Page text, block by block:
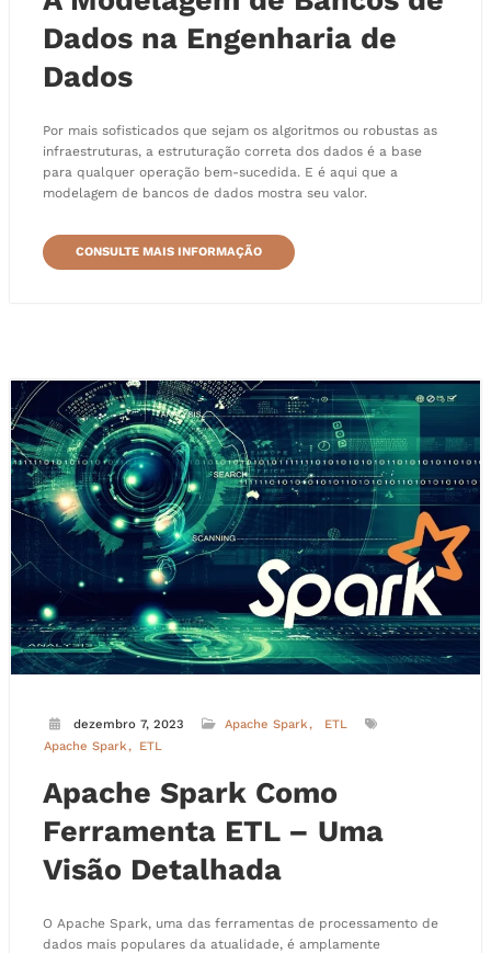
Dados na Engenharia de
Dados
Por mais sofisticados que sejam os algoritmos ou robustas as
infraestruturas, a estruturação correta dos dados é a base
para qualquer operação bem-sucedida. E é aqui que a
modelagem de bancos de dados mostra seu valor.
CONSULTE MAIS INFORMAÇÃO
dezembro 7, 2023 Apache Spark
ETL
Apache Spark
ETL
Apache Spark Como
Ferramenta ETL – Uma
Visão Detalhada
O Apache Spark, uma das ferramentas de processamento de
dados mais populares da atualidade, é amplamente